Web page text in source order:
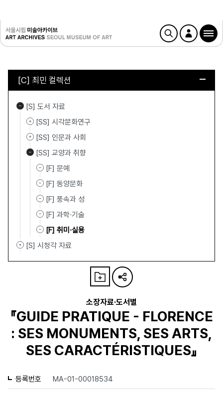
[C] 최민 컬렉션
[S] 도서 자료
[SS] 시각문화연구
[SS] 인문과 사회
[SS] 교양과 취향
[F] 문예
[F] 동양문화
[F] 풍속과 성
[F] 과학·기술
[F] 취미·실용
[S] 시청각 자료
소장자료·도서별
『GUIDE PRATIQUE - FLORENCE
: SES MONUMENTS, SES ARTS,
SES CARACTÉRISTIQUES』
등록번호 MA-01-00018534